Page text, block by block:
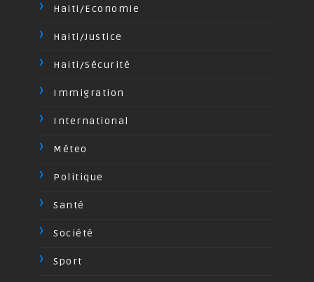
Haiti/Economie
Haiti/Justice
Haiti/Sécurité
Immigration
International
Méteo
Politique
Santé
Société
Sport